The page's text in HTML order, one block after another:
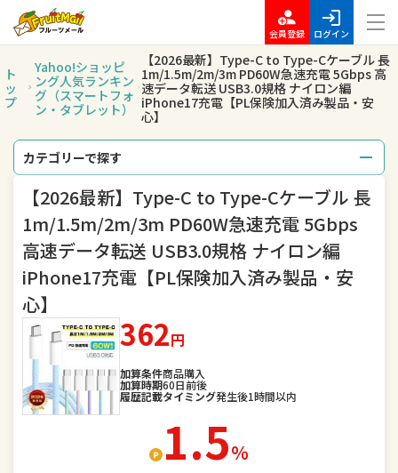
会員登録 ログイン
ト
ッ
プ
Yahoo!ショッピ
ング人気ランキン
グ（スマートフォ
ン・タブレット）
【2026最新】Type-C to Type-Cケーブル 長
1m/1.5m/2m/3m PD60W急速充電 5Gbps 高
速データ転送 USB3.0規格 ナイロン編
iPhone17充電【PL保険加入済み製品・安
心】
カテゴリーで探す
総合 レディースファッション
メンズファッション バッグ
腕時計 キッズ・ベビー・マタニティ
スポーツ
家電
スマートフォン・タブレット 食品
インテリア・寝具・収納
【2026最新】Type-C to Type-Cケーブル 長
1m/1.5m/2m/3m PD60W急速充電 5Gbps
高速データ転送 USB3.0規格 ナイロン編
iPhone17充電【PL保険加入済み製品・安
心】
362円
加算条件商品購入
加算時期60日前後
履歴記載タイミング発生後1時間以内
1.5％